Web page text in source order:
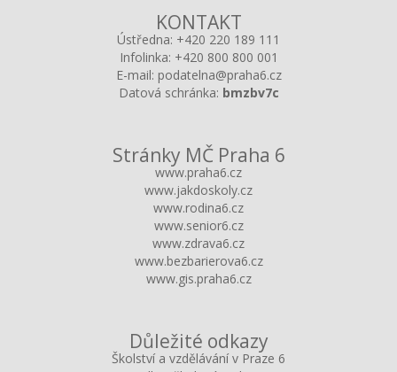
KONTAKT
Ústředna: +420 220 189 111
Infolinka: +420 800 800 001
E-mail: podatelna@praha6.cz
Datová schránka: bmzbv7c
Stránky MČ Praha 6
www.praha6.cz
www.jakdoskoly.cz
www.rodina6.cz
www.senior6.cz
www.zdrava6.cz
www.bezbarierova6.cz
www.gis.praha6.cz
Důležité odkazy
Školství a vzdělávání v Praze 6